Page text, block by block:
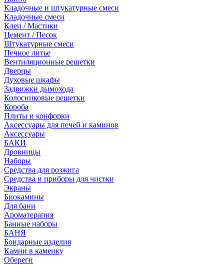
Кладочные и штукатурные смеси
Кладочные смеси
Клеи / Мастики
Цемент / Песок
Штукатурные смеси
Печное литье
Вентиляционные решетки
Дверцы
Духовые шкафы
Задвижки дымохода
Колосниковые решетки
Короба
Плиты и конфорки
Аксессуары для печей и каминов
Аксессуары
БАКИ
Дровницы
Наборы
Средства для розжига
Средства и приборы для чистки
Экраны
Биокамины
Для бани
Ароматерапия
Банные наборы
БАНЯ
Бондарные изделия
Камни в каменку
Обереги